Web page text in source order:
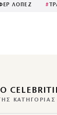
ΛΟΠΕΖ #